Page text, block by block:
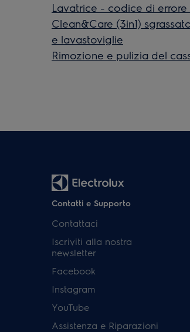
Lavatrice - codice di errore
Clean&Care (3in1)
e lavastoviglie
Rimozione e pulizia del
Contatti e Supporto
Contattaci
Iscriviti alla nostra
newsletter
Facebook
Instagram
YouTube
Assistenza e Riparazioni